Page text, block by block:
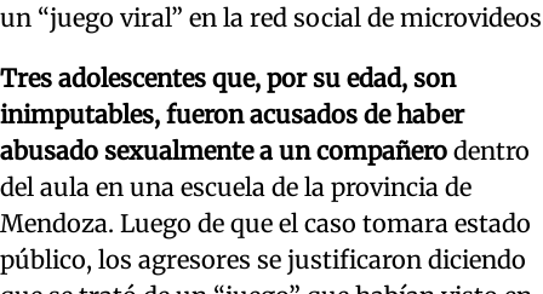
un “juego viral” en la red social de microvideos
Tres adolescentes que, por su edad, son
inimputables, fueron acusados de haber
abusado sexualmente a un compañero dentro
del aula en una escuela de la provincia de
Mendoza. Luego de que el caso tomara estado
público, los agresores se justificaron diciendo